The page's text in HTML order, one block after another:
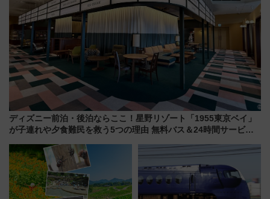
ディズニー前泊・後泊ならここ！星野リゾート「1955東京ベイ」
が子連れや夕食難民を救う5つの理由 無料バス＆24時間サービス